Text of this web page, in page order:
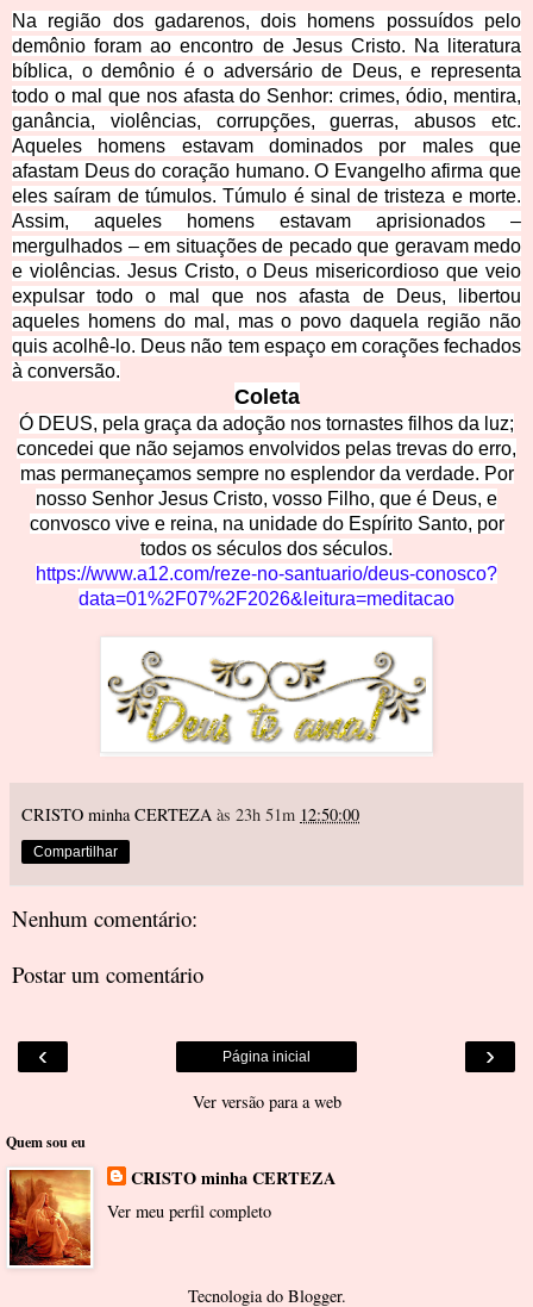
Na região dos gadarenos, dois homens possuídos pelo
demônio foram ao encontro de Jesus Cristo. Na literatura
bíblica, o demônio é o adversário de Deus, e representa
todo o mal que nos afasta do Senhor: crimes, ódio, mentira,
ganância, violências, corrupções, guerras, abusos etc.
Aqueles homens estavam dominados por males que
afastam Deus do coração humano. O Evangelho afirma que
eles saíram de túmulos. Túmulo é sinal de tristeza e morte.
Assim, aqueles homens estavam aprisionados –
mergulhados – em situações de pecado que geravam medo
e violências. Jesus Cristo, o Deus misericordioso que veio
expulsar todo o mal que nos afasta de Deus, libertou
aqueles homens do mal, mas o povo daquela região não
quis acolhê-lo. Deus não tem espaço em corações fechados
à conversão.
Coleta
Ó DEUS, pela graça da adoção nos tornastes filhos da luz;
concedei que não sejamos envolvidos pelas trevas do erro,
mas permaneçamos sempre no esplendor da verdade. Por
nosso Senhor Jesus Cristo, vosso Filho, que é Deus, e
convosco vive e reina, na unidade do Espírito Santo, por
todos os séculos dos séculos.
https://www.a12.com/reze-no-santuario/deus-conosco?
data=01%2F07%2F2026&leitura=meditacao
CRISTO minha CERTEZA às 23h 51m 12:50:00
Compartilhar
Nenhum comentário:
Postar um comentário
‹ ›
Página inicial
Ver versão para a web
Quem sou eu
CRISTO minha CERTEZA
Ver meu perfil completo
Tecnologia do Blogger.